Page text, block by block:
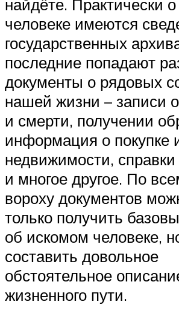
найдёте. Практически
человеке имеются
государственных
последние попадают
документы о рядовых
нашей жизни – записи
и смерти, получении
информация о покупке
недвижимости, справки
и многое другое. По
вороху документов
только получить
об искомом человеке,
составить довольное
обстоятельное
жизненного пути.